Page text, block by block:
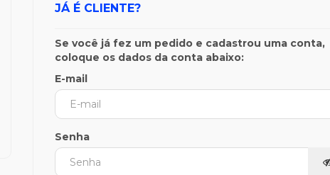
JÁ É CLIENTE?
Se você já fez um pedido e cadastrou uma conta,
coloque os dados da conta abaixo:
E-mail
Senha